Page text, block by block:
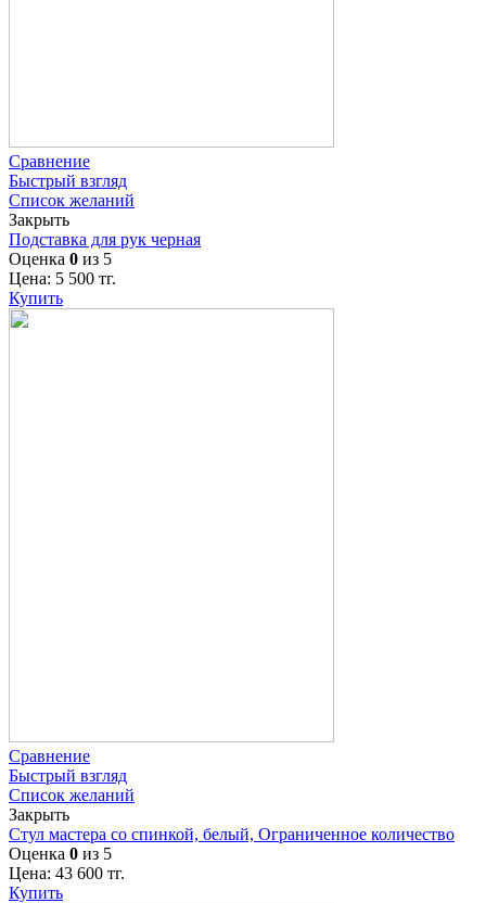
Сравнение
Быстрый взгляд
Список желаний
Закрыть
Подставка для рук черная
Оценка 0 из 5
Цена: 5 500 тг.
Купить
Сравнение
Быстрый взгляд
Список желаний
Закрыть
Стул мастера со спинкой, белый, Ограниченное количество
Оценка 0 из 5
Цена: 43 600 тг.
Купить